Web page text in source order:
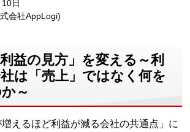
日
会社AppLogi)
益の見方」を変える～利
は「売上」ではなく何を
～
えるほど利益が減る会社の共通点」に